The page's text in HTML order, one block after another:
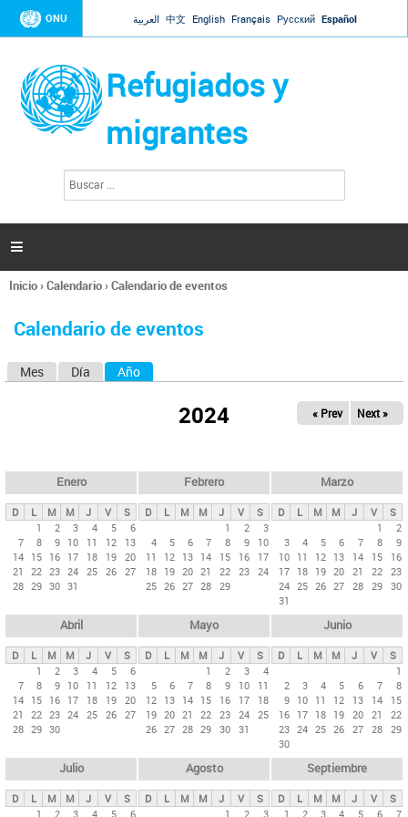
Jump to navigation
ONU العربية 中文 English Français Русский Español
Refugiados y
migrantes
l
d
s

Se
usted
Inicio›Calendario›Calendario de eventos
Calendario de eventos
s
p
n
c
i
p
e
Mes Día Año
2024 « Prev Next »
Enero
D L M M J V
S
1
2 3 4 5
6
7
8 9 10 11 12
13
14 15 16 17 18 19 20
21
22 23 24 25 26 27
28 29 30 31
Febrero
D L M M J V
S
1
2
3
4
5 6 7 8 9
10
11
12 13 14 15 16
17
18 19 20 21 22 23 24
25 26 27 28 29
Marzo
D L M M J V
S
1
2
3
4 5 6 7 8
9
10 11 12 13 14 15
16
17 18 19 20 21 22 23
24 25 26 27 28 29 30
31
Abril
D L M M J V
S
1
2 3 4 5
6
7
8 9 10 11 12
13
14 15 16 17 18 19 20
21
22 23 24 25 26 27
28 29 30
Mayo
D L M M J V
S
1
2 3
4
5
6 7 8 9 10
11
12 13 14 15 16 17
18
19 20 21 22 23 24 25
26 27 28 29 30 31
Junio
D L M M J V
S
1
2
3 4 5 6 7
8
9 10 11 12 13 14
15
16 17 18 19 20 21
22
23 24 25 26 27 28 29
30
Julio
D L M M J V
S
1
2 3 4 5 6
Agosto
D L M M J V
S
1
2 3
Septiembre
D L M M J V
S
1
2 3 4 5 6 7